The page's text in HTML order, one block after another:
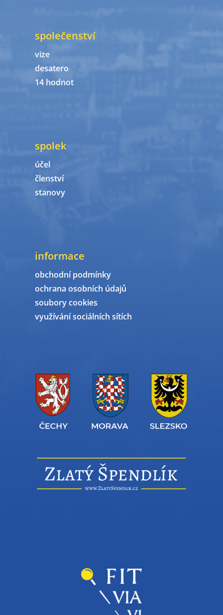
společenství
vize
desatero
14 hodnot
spolek
účel
členství
stanovy
informace
obchodní podmínky
ochrana osobních údajů
soubory cookies
využívání sociálních sítích